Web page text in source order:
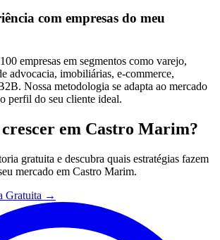
com empresas do meu
empresas em segmentos como varejo,
advocacia, imobiliárias, e-commerce,
Nossa metodologia se adapta ao mercado
perfil do seu cliente ideal.
em Castro Marim?
gratuita e descubra quais estratégias fazem
mercado em Castro Marim.
Gratuita →